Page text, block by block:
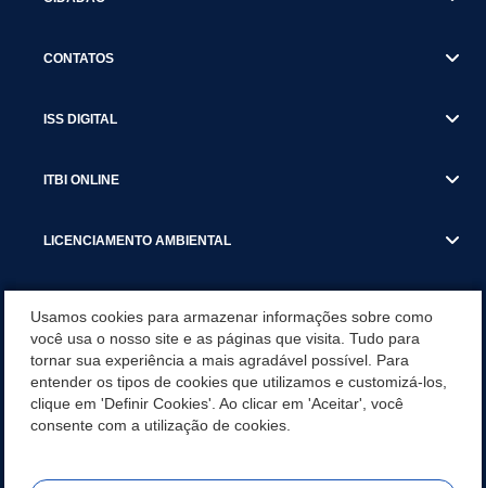
CONTATOS
ISS DIGITAL
ITBI ONLINE
LICENCIAMENTO AMBIENTAL
SERVIÇOS
SERVIÇOS DO DEPARTAMENTO DE RECEITA MUNICIPAL
Usamos cookies para armazenar informações sobre como
você usa o nosso site e as páginas que visita. Tudo para
tornar sua experiência a mais agradável possível. Para
entender os tipos de cookies que utilizamos e customizá-los,
clique em 'Definir Cookies'. Ao clicar em 'Aceitar', você
consente com a utilização de cookies.